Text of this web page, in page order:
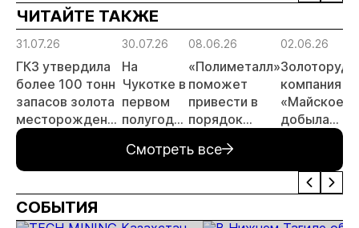
МСБ
ЧИТАЙТЕ ТАКЖЕ
31.07.26
ГКЗ утвердила
более 100 тонн
запасов золота
месторождения
«Совиное» на
30.07.26
На
Чукотке в
первом
полугодии
11,3 тонны
золота
08.06.26
«Полиметалл»
поможет
привести в
порядок
Певеке
02.06.26
компания
«Майское»
добыла
тонн руды
Смотреть все
СОБЫТИЯ